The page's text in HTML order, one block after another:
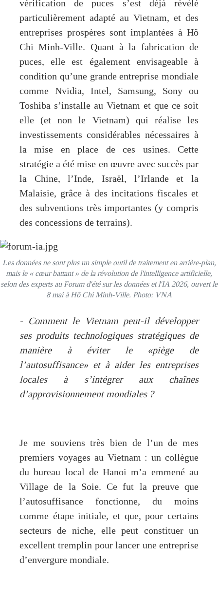
vérification de puces s’est déjà révélé
particulièrement adapté au Vietnam, et des
entreprises prospères sont implantées à Hô
Chi Minh-Ville. Quant à la fabrication de
puces, elle est également envisageable à
condition qu’une grande entreprise mondiale
comme Nvidia, Intel, Samsung, Sony ou
Toshiba s’installe au Vietnam et que ce soit
elle (et non le Vietnam) qui réalise les
investissements considérables nécessaires à
la mise en place de ces usines. Cette
stratégie a été mise en œuvre avec succès par
la Chine, l’Inde, Israël, l’Irlande et la
Malaisie, grâce à des incitations fiscales et
des subventions très importantes (y compris
des concessions de terrains).
Les données ne sont plus un simple outil de traitement en arrière-plan,
mais le « cœur battant » de la révolution de l'intelligence artificielle,
selon des experts au Forum d'été sur les données et l'IA 2026, ouvert le
8 mai à Hô Chi Minh-Ville. Photo: VNA
- Comment le Vietnam peut-il développer
ses produits technologiques stratégiques de
manière à éviter le «piège de
l’autosuffisance» et à aider les entreprises
locales à s’intégrer aux chaînes
d’approvisionnement mondiales ?
Je me souviens très bien de l’un de mes
premiers voyages au Vietnam : un collègue
du bureau local de Hanoi m’a emmené au
Village de la Soie. Ce fut la preuve que
l’autosuffisance fonctionne, du moins
comme étape initiale, et que, pour certains
secteurs de niche, elle peut constituer un
excellent tremplin pour lancer une entreprise
d’envergure mondiale.